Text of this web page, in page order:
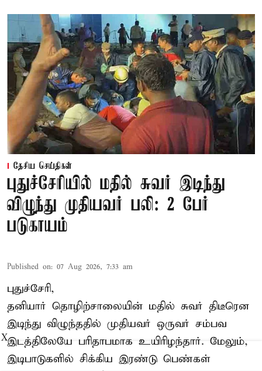
தேசிய செய்திகள்
புதுச்சேரியில் மதில் சுவர் இடிந்து
விழுந்து முதியவர் பலி: 2 பேர்
படுகாயம்
Published on: 07 Aug 2026, 7:33 am
புதுச்சேரி,
தனியார் தொழிற்சாலையின் மதில் சுவர் திடீரென
இடிந்து விழுந்ததில் முதியவர் ஒருவர் சம்பவ
இடத்திலேயே பரிதாபமாக உயிரிழந்தார். மேலும்,
இடிபாடுகளில் சிக்கிய இரண்டு பெண்கள்
X